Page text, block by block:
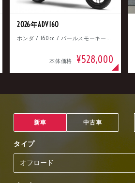
2026年ADV160
ホンダ / 160cc / パールスモーキーグレー
本体価格 ¥528,000
新車 中古車
タイプ